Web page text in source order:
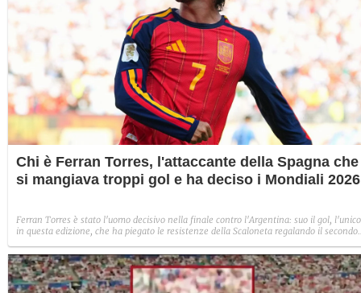
Chi è Ferran Torres, l'attaccante della Spagna che
si mangiava troppi gol e ha deciso i Mondiali 2026
Ferran Torres è stato l'uomo decisivo nella finale contro l'Argentina: suo il gol, l'unico
in questa edizione, che ha piegato le resistenze della Scaloneta regalando il secondo